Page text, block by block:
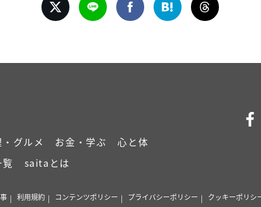
グルメ お金・学ぶ
心と体
saitaとは
利用規約 コンテンツポリシー プライバシーポリシー クッキーポリシ